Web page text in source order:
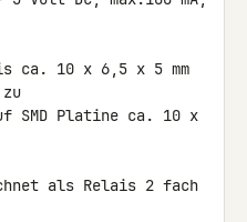
ca. 10 x 6,5 x 5 mm
SMD Platine ca. 10 x
als Relais 2 fach